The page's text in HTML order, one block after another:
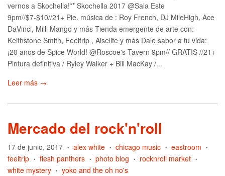
vernos a Skochella!** Skochella 2017 @Sala Este
9pm//$7-$10//21+ Pie. música de : Roy French, DJ MileHigh, Ace
DaVinci, Milli Mango y más Tienda emergente de arte con:
Keithstone Smith, Feeltrip , Aiselife y más Dale sabor a tu vida:
¡20 años de Spice World! @Roscoe's Tavern 9pm// GRATIS //21+
Pintura definitiva / Ryley Walker + Bill MacKay /...
Leer más →
Mercado del rock'n'roll
17 de junio, 2017 • alex white • chicago music • eastroom •
feeltrip • flesh panthers • photo blog • rocknroll market •
white mystery • yoko and the oh no's